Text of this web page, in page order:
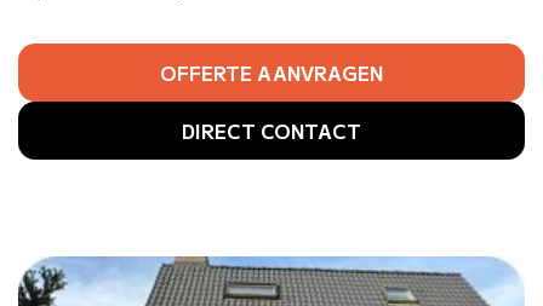
OFFERTE AANVRAGEN
DIRECT CONTACT